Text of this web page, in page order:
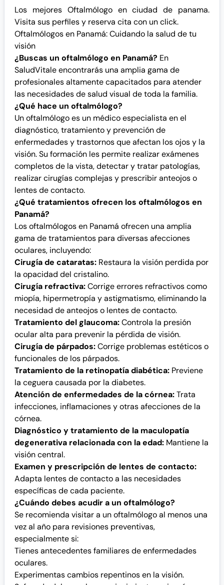
Los mejores Oftalmólogo en ciudad de panama.
Visita sus perfiles y reserva cita con un click.
Oftalmólogos en Panamá: Cuidando la salud de tu
visión
¿Buscas un oftalmólogo en Panamá? En
SaludVitale encontrarás una amplia gama de
profesionales altamente capacitados para atender
las necesidades de salud visual de toda la familia.
¿Qué hace un oftalmólogo?
Un oftalmólogo es un médico especialista en el
diagnóstico, tratamiento y prevención de
enfermedades y trastornos que afectan los ojos y la
visión. Su formación les permite realizar exámenes
completos de la vista, detectar y tratar patologías,
realizar cirugías complejas y prescribir anteojos o
lentes de contacto.
¿Qué tratamientos ofrecen los oftalmólogos en
Panamá?
Los oftalmólogos en Panamá ofrecen una amplia
gama de tratamientos para diversas afecciones
oculares, incluyendo:
Cirugía de cataratas: Restaura la visión perdida por
la opacidad del cristalino.
Cirugía refractiva:Corrige errores refractivos como
miopía, hipermetropía y astigmatismo, eliminando la
necesidad de anteojos o lentes de contacto.
Tratamiento del glaucoma:Controla la presión
ocular alta para prevenir la pérdida de visión.
Cirugía de párpados:Corrige problemas estéticos o
funcionales de los párpados.
Tratamiento de la retinopatía diabética: Previene
la ceguera causada por la diabetes.
Atención de enfermedades de la córnea:Trata
infecciones, inflamaciones y otras afecciones de la
córnea.
Diagnóstico y tratamiento de la maculopatía
degenerativa relacionada con la edad: Mantiene la
visión central.
Examen y prescripción de lentes de contacto:
Adapta lentes de contacto a las necesidades
específicas de cada paciente.
¿Cuándo debes acudir a un oftalmólogo?
Se recomienda visitar a un oftalmólogo al menos una
vez al año para revisiones preventivas,
especialmente si:
Tienes antecedentes familiares de enfermedades
oculares.
Experimentas cambios repentinos en la visión.